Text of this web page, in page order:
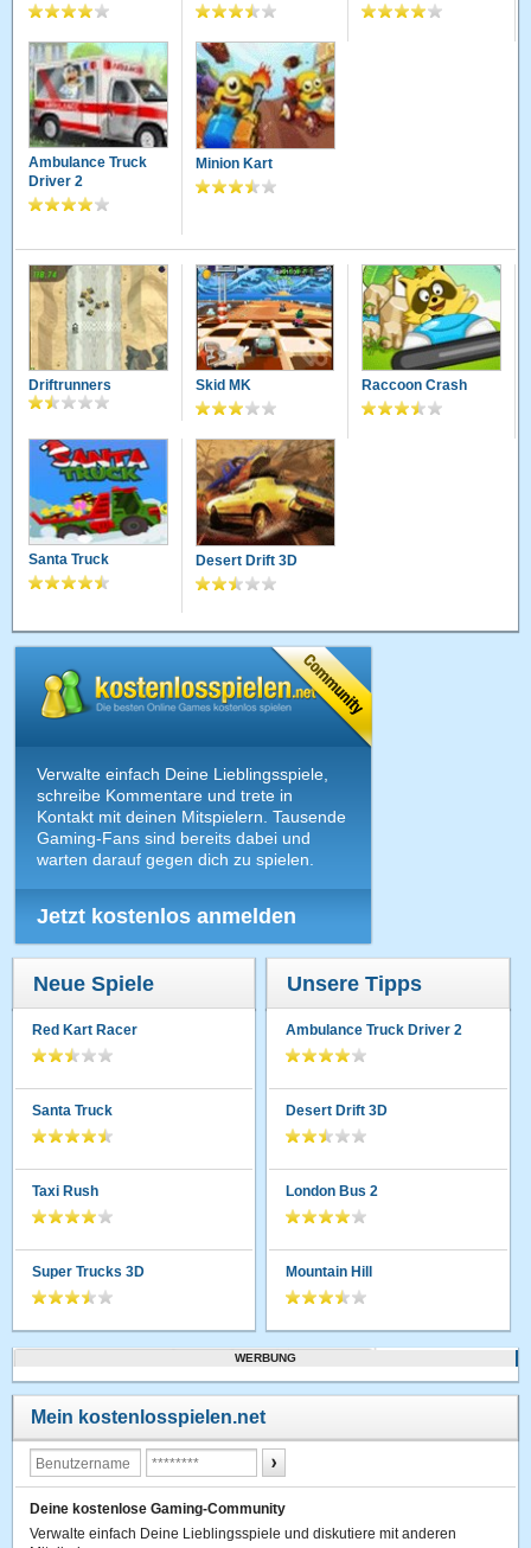
Ambulance Truck
Driver 2
Minion Kart
Driftrunners Skid MK Raccoon Crash
Santa Truck Desert Drift 3D
Verwalte einfach Deine Lieblingsspiele,
schreibe Kommentare und trete in
Kontakt mit deinen Mitspielern. Tausende
Gaming-Fans sind bereits dabei und
warten darauf gegen dich zu spielen.
Jetzt kostenlos anmelden
Neue Spiele
Red Kart Racer
Santa Truck
Taxi Rush
Super Trucks 3D
Unsere Tipps
Ambulance Truck Driver 2
Desert Drift 3D
London Bus 2
Mountain Hill
WERBUNG
Mein kostenlosspielen.net
Deine kostenlose Gaming-Community
Verwalte einfach Deine Lieblingsspiele und diskutiere mit anderen